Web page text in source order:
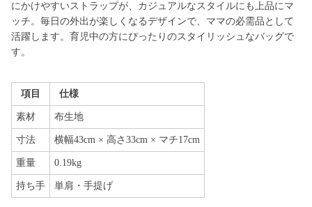
にかけやすいストラップが、カジュアルなスタイルにも上品にマ
ッチ。毎日の外出が楽しくなるデザインで、ママの必需品として
活躍します。育児中の方にぴったりのスタイリッシュなバッグで
す。
項目 仕様
素材 布生地
寸法 横幅43cm × 高さ33cm × マチ17cm
重量 0.19kg
持ち手 単肩・手提げ